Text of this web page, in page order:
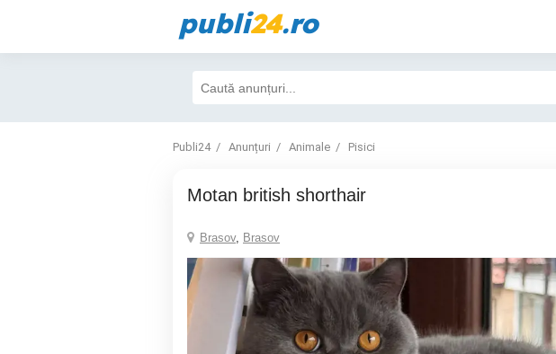
publi24.ro
Publi24 Anunțuri Animale Pisici
Motan british shorthair
Brasov, Brasov